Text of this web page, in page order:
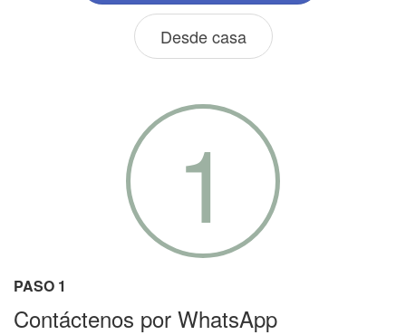
Desde casa
1
PASO 1
Contáctenos por WhatsApp